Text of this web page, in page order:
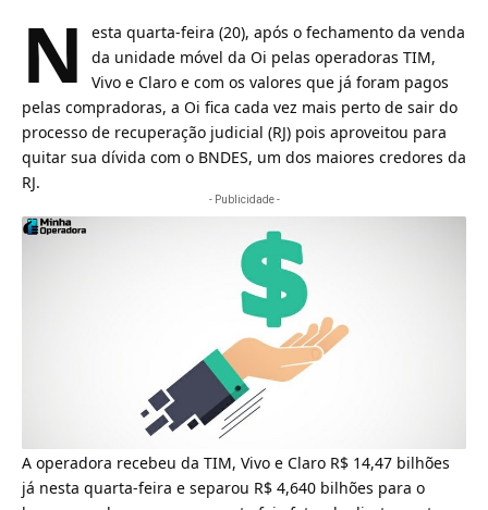
N esta quarta-feira (20), após o fechamento da venda
da unidade móvel da Oi pelas operadoras TIM,
Vivo e Claro e com os valores que já foram pagos
pelas compradoras, a Oi fica cada vez mais perto de sair do
processo de recuperação judicial (RJ) pois aproveitou para
quitar sua dívida com o BNDES, um dos maiores credores da
RJ.
- Publicidade -
A operadora recebeu da TIM, Vivo e Claro R$ 14,47 bilhões
já nesta quarta-feira e separou R$ 4,640 bilhões para o